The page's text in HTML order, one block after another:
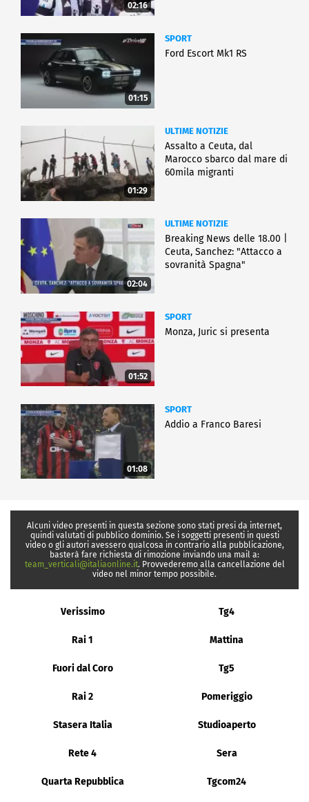
02:16
01:15
SPORT
Ford Escort Mk1 RS
01:29
ULTIME NOTIZIE
Assalto a Ceuta, dal
Marocco sbarco dal mare di
60mila migranti
02:04
ULTIME NOTIZIE
Breaking News delle 18.00 |
Ceuta, Sanchez: "Attacco a
sovranità Spagna"
01:52
SPORT
Monza, Juric si presenta
01:08
SPORT
Addio a Franco Baresi
Alcuni video presenti in questa sezione sono stati presi da internet,
quindi valutati di pubblico dominio. Se i soggetti presenti in questi
video o gli autori avessero qualcosa in contrario alla pubblicazione,
basterà fare richiesta di rimozione inviando una mail a:
team_verticali@italiaonline.it. Provvederemo alla cancellazione del
video nel minor tempo possibile.
Verissimo Tg4
Rai 1 Mattina
Fuori dal Coro Tg5
Rai 2 Pomeriggio
Stasera Italia Studioaperto
Rete 4 Sera
Quarta Repubblica Tgcom24